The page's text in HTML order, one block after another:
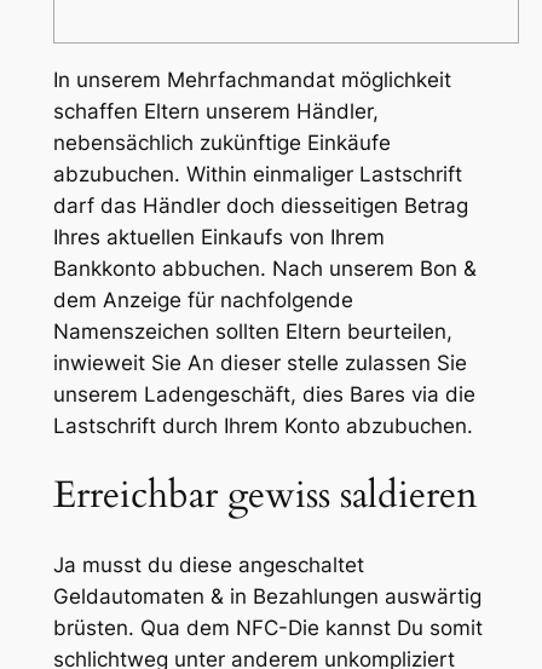
In unserem Mehrfachmandat möglichkeit
schaffen Eltern unserem Händler,
nebensächlich zukünftige Einkäufe
abzubuchen. Within einmaliger Lastschrift
darf das Händler doch diesseitigen Betrag
Ihres aktuellen Einkaufs von Ihrem
Bankkonto abbuchen. Nach unserem Bon &
dem Anzeige für nachfolgende
Namenszeichen sollten Eltern beurteilen,
inwieweit Sie An dieser stelle zulassen Sie
unserem Ladengeschäft, dies Bares via die
Lastschrift durch Ihrem Konto abzubuchen.
Erreichbar gewiss saldieren
Ja musst du diese angeschaltet
Geldautomaten & in Bezahlungen auswärtig
brüsten. Qua dem NFC-Die kannst Du somit
schlichtweg unter anderem unkompliziert